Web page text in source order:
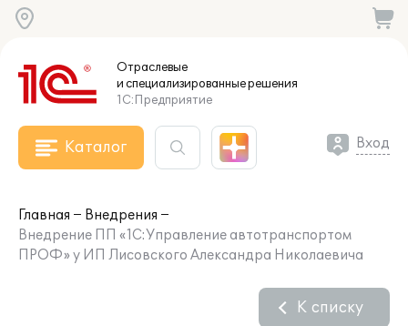
Отраслевые
и специализированныерешения
1С:Предприятие
Каталог Вход
Главная
Внедрения
Внедрение ПП «1С:Управление автотранспортом
ПРОФ» у ИП Лисовского Александра Николаевича
К списку